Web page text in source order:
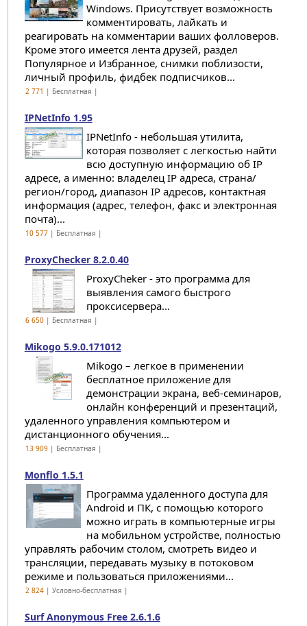
Windows. Присутствует возможность
комментировать, лайкать и
реагировать на комментарии ваших фолловеров.
Кроме этого имеется лента друзей, раздел
Популярное и Избранное, снимки поблизости,
личный профиль, фидбек подписчиков...
2 771 | Бесплатная |
IPNetInfo 1.95
IPNetInfo - небольшая утилита,
которая позволяет с легкостью найти
всю доступную информацию об IP
адресе, а именно: владелец IP адреса, страна/
регион/город, диапазон IP адресов, контактная
информация (адрес, телефон, факс и электронная
почта)...
10 577| Бесплатная |
ProxyChecker 8.2.0.40
ProxyCheker - это программа для
выявления самого быстрого
проксисервера...
6 650| Бесплатная |
Mikogo 5.9.0.171012
Mikogo – легкое в применении
бесплатное приложение для
демонстрации экрана, веб-семинаров,
онлайн конференций и презентаций,
удаленного управления компьютером и
дистанционного обучения...
13 909| Бесплатная |
Monflo 1.5.1
Программа удаленного доступа для
Android и ПК, с помощью которого
можно играть в компьютерные игры
на мобильном устройстве, полностью
управлять рабочим столом, смотреть видео и
трансляции, передавать музыку в потоковом
режиме и пользоваться приложениями...
2 824| Условно-бесплатная |
Surf Anonymous Free 2.6.1.6